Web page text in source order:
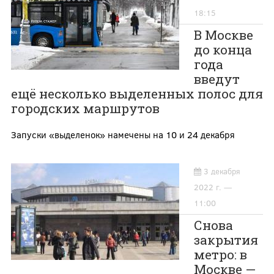
18:15
В Москве
до конца
года
введут
ещё несколько выделенных полос для
городских маршрутов
Запуски «выделенок» намечены на 10 и 24 декабря
3 декабря
2022 г. —
11:00
Снова
закрытия
метро: в
Москве —